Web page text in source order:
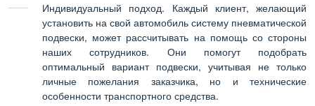
Индивидуальный подход. Каждый клиент, желающий
установить на свой автомобиль систему пневматической
подвески, может рассчитывать на помощь со стороны
наших сотрудников. Они помогут подобрать
оптимальный вариант подвески, учитывая не только
личные пожелания заказчика, но и технические
особенности транспортного средства.